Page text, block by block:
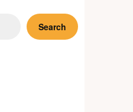
Search